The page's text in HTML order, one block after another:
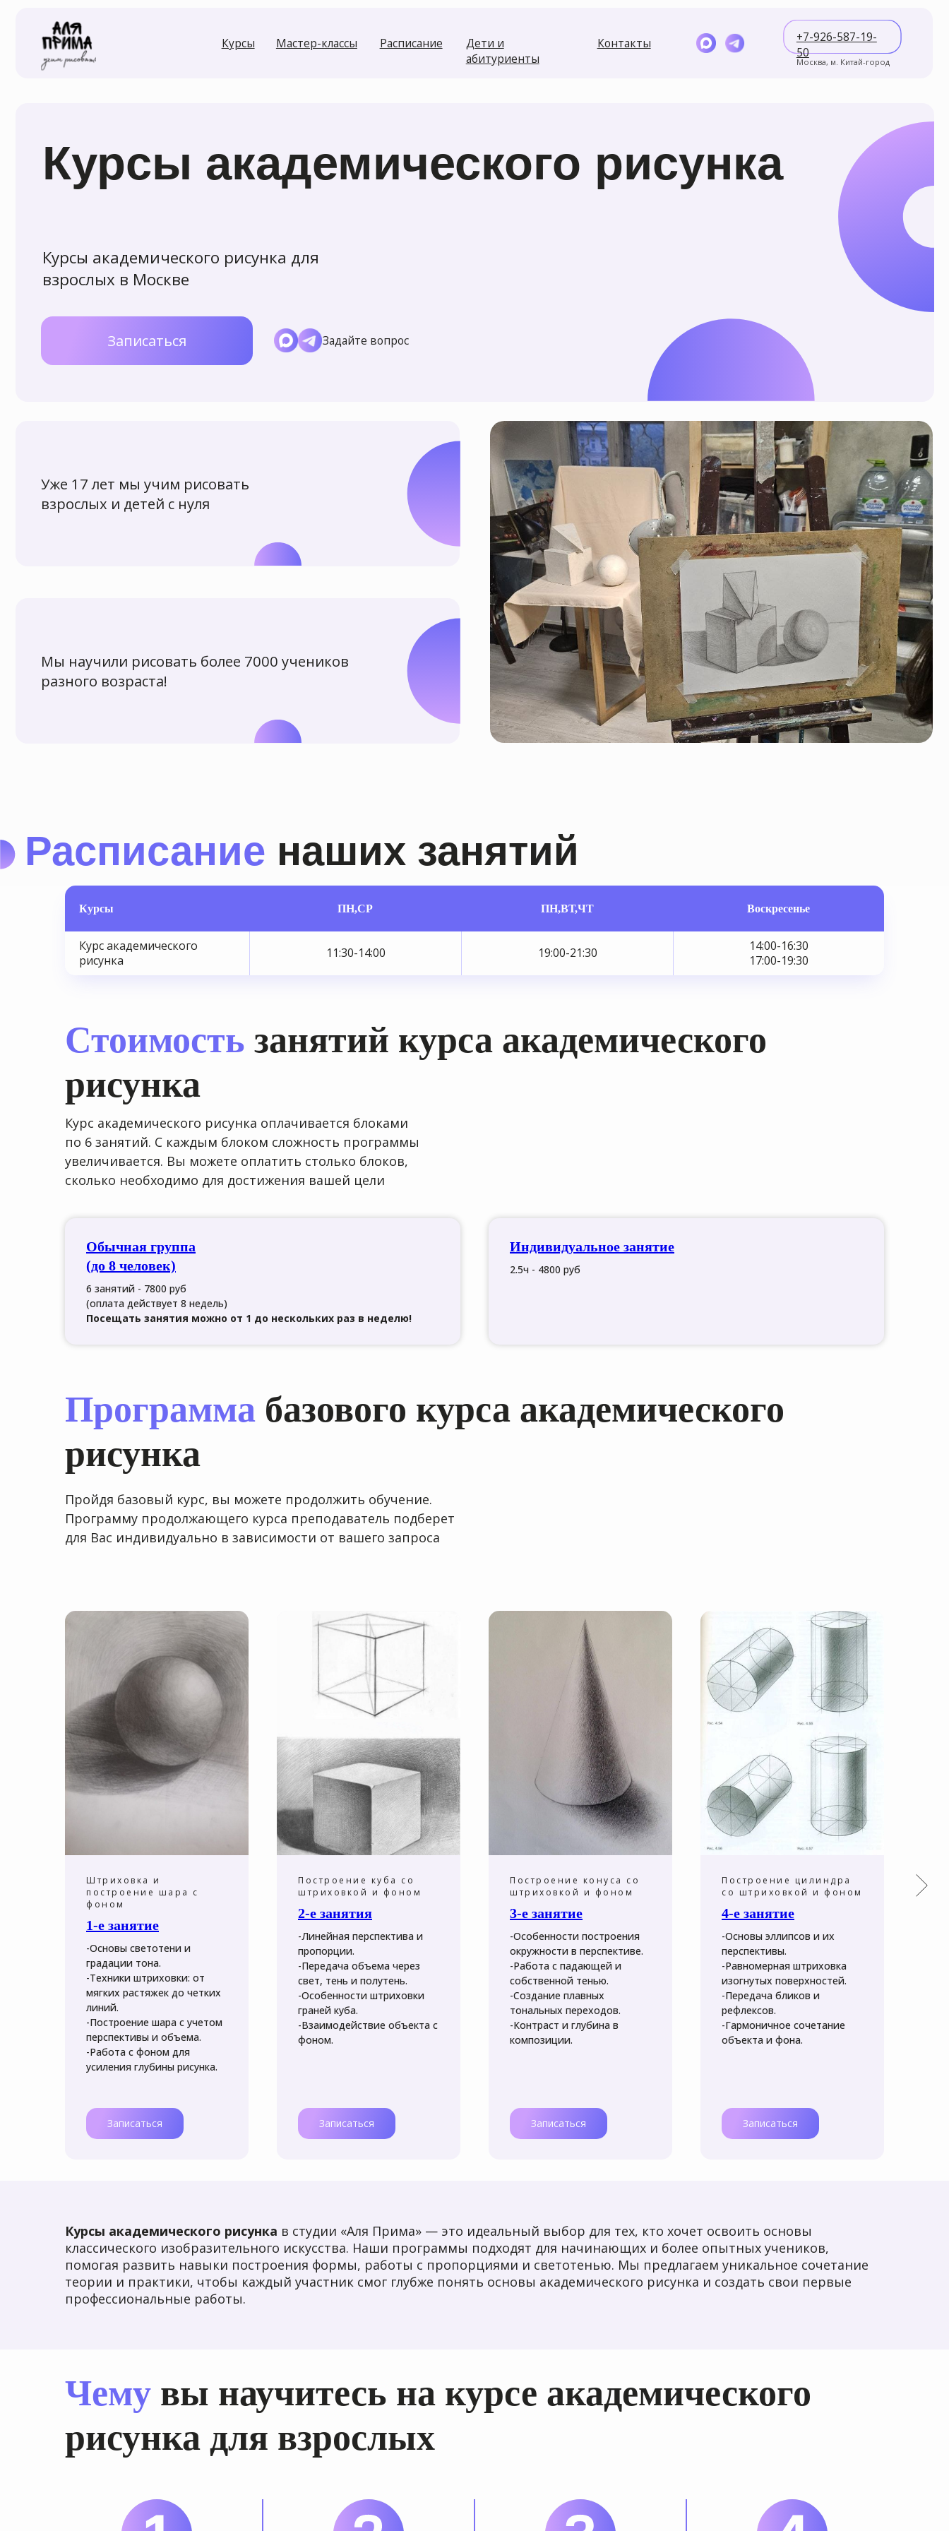
Курсы Мастер-классы Дети и
абитуриенты
Расписание
Москва, м. Китай-город
+7-926-587-19-
50
Курсы академического рисунка
взрослых в Москве
Курсы ПН,СР ПН,ВТ,ЧТ Воскресенье
Курс академического
рисунка
11:30-14:00 19:00-21:30
14:00-16:30
17:00-19:30
Стоимость занятий курса академического
рисунка
Курс академического рисунка оплачивается блоками
по 6 занятий. С каждым блоком сложность программы
увеличивается. Вы можете оплатить столько блоков,
сколько необходимо для достижения вашей цели
Обычная группа
(до 8 человек)
6 занятий - 7800 руб
(оплата действует 8 недель)
Посещать занятия можно от 1 до нескольких раз в неделю!
Индивидуальное занятие
2.5ч - 4800 руб
Программа базового курса академического
рисунка
Пройдя базовый курс, вы можете продолжить обучение.
Программу продолжающего курса преподаватель подберет
для Вас индивидуально в зависимости от вашего запроса
Штриховка и
построение шара с
фоном
1-е занятие
-Основы светотени и
градации тона.
-Техники штриховки: от
мягких растяжек до четких
линий.
-Построение шара с учетом
перспективы и объема.
-Работа с фоном для
усиления глубины рисунка.
Записаться
Построение куба со
штриховкой и фоном
2-е занятия
-Линейная перспектива и
пропорции.
-Передача объема через
свет, тень и полутень.
-Особенности штриховки
граней куба.
-Взаимодействие объекта с
фоном.
Записаться
Построение конуса со
штриховкой и фоном
3-е занятие
-Особенности построения
окружности в перспективе.
-Работа с падающей и
собственной тенью.
-Создание плавных
тональных переходов.
-Контраст и глубина в
композиции.
Записаться
Построение цилиндра
со штриховкой и фоном
4-е занятие
-Основы эллипсов и их
перспективы.
-Равномерная штриховка
изогнутых поверхностей.
-Передача бликов и
рефлексов.
-Гармоничное сочетание
объекта и фона.
Записаться
Курсы академического рисунка в студии «Аля Прима» — это идеальный выбор для тех, кто хочет освоить основы
классического изобразительного искусства. Наши программы подходят для начинающих и более опытных учеников,
помогая развить навыки построения формы, работы с пропорциями и светотенью. Мы предлагаем уникальное сочетание
теории и практики, чтобы каждый участник смог глубже понять основы академического рисунка и создать свои первые
профессиональные работы.
Чему вы научитесь на курсе академического
рисунка для взрослых